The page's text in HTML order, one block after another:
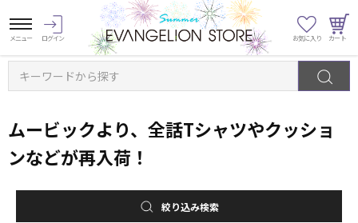
キーワードから探す
ムービックより、全話Tシャツやクッショ
ンなどが再入荷！
絞り込み検索